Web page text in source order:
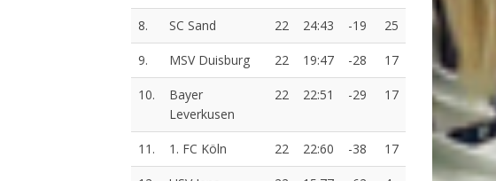
8. SC Sand 22 24:43 -19 25
9. MSV Duisburg 22 19:47 -28 17
10.
Bayer
Leverkusen
22 22:51 -29 17
11. 1. FC Köln 22 22:60 -38 17